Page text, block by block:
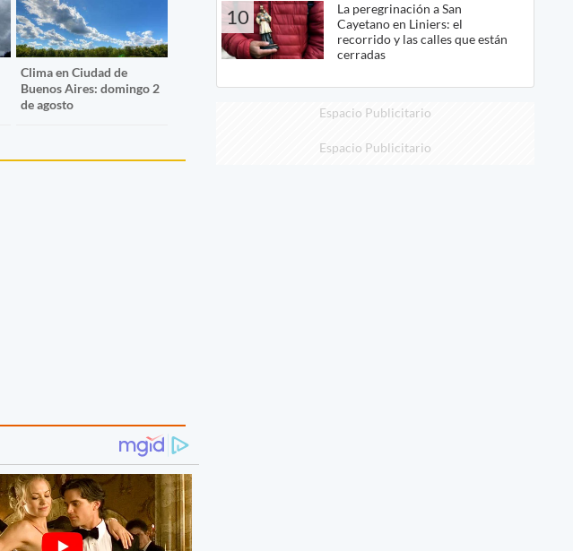
Clima en Ciudad de
Buenos Aires: domingo 2
de agosto
10
La peregrinación a San
Cayetano en Liniers: el
recorrido y las calles que están
cerradas
Espacio Publicitario
Espacio Publicitario